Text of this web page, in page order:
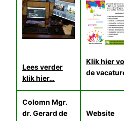
Lees verder
klik hier…
Klik hier
de
Colomn Mgr.
dr. Gerard de
Website